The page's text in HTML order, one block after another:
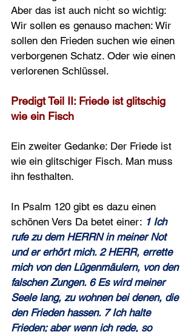
Aber das ist auch nicht so wichtig:
Wir sollen es genauso machen: Wir
sollen den Frieden suchen wie einen
verborgenen Schatz. Oder wie einen
verlorenen Schlüssel.
Predigt Teil II: Friede ist glitschig
wie ein Fisch
Ein zweiter Gedanke: Der Friede ist
wie ein glitschiger Fisch. Man muss
ihn festhalten.
In Psalm 120 gibt es dazu einen
schönen Vers Da betet einer: 1 Ich
rufe zu dem HERRN in meiner Not
und er erhört mich. 2 HERR, errette
mich von den Lügenmäulern, von den
falschen Zungen. 6 Es wird meiner
Seele lang, zu wohnen bei denen, die
den Frieden hassen. 7 Ich halte
Frieden; aber wenn ich rede, so